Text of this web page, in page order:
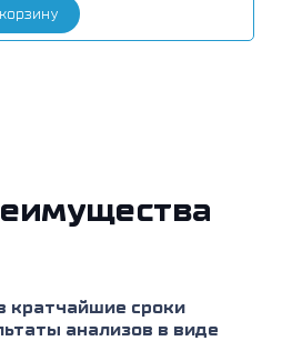
кратчайшие сроки
анализов в виде